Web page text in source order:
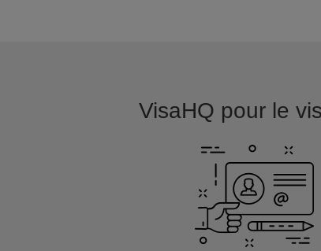
VisaHQ pour le